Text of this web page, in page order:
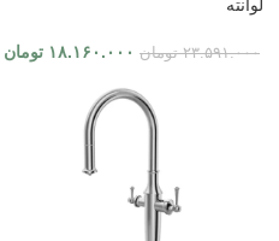
لوانته
۲۳.۵۹۱.۰۰۰ تومان ۱۸.۱۶۰.۰۰۰ تومان